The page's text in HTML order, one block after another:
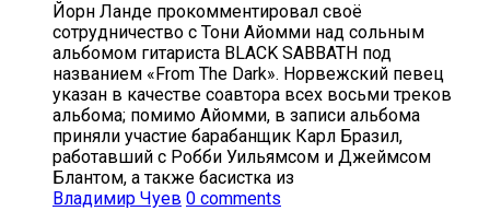
Йорн Ланде прокомментировал своё
сотрудничество с Тони Айомми над сольным
альбомом гитариста BLACK SABBATH под
названием «From The Dark». Норвежский певец
указан в качестве соавтора всех восьми треков
альбома; помимо Айомми, в записи альбома
приняли участие барабанщик Карл Бразил,
работавший с Робби Уильямсом и Джеймсом
Блантом, а также басистка из
Владимир Чуев 0 comments